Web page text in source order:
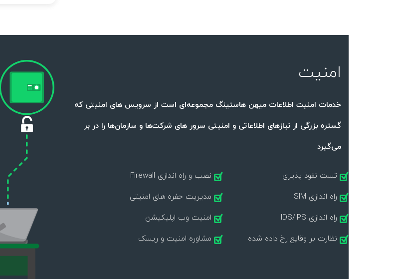
امنیت
خدمات امنیت اطلاعات میهن هاستینگ مجموعه‌ای است از سرویس های امنیتی که
گستره بزرگی از نیازهای اطلاعاتی و امنیتی سرور های شرکت‌ها و سازمان‌ها را در بر
می‌گیرد
تست نفوذ پذیری
راه اندازی SIM
راه اندازی IDS/IPS
نظارت بر وقایع رخ داده شده
نصب و راه اندازی Firewall
مدیریت حفره های امنیتی
امنیت وب اپلیکیشن
مشاوره امنیت و ریسک